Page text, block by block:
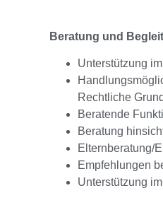
Beratung und
Unterstützung
Rechtliche
Beratende
Beratung
Elternberatung/
Empfehlungen
Unterstützung